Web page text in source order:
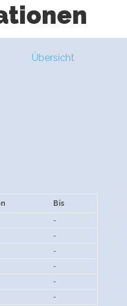
Übersicht
Bis
-
-
-
-
-
-